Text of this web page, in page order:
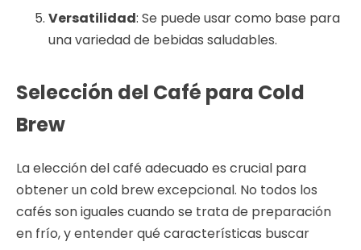
Versatilidad: Se puede usar como base para
una variedad de bebidas saludables.
Selección del Café para Cold
Brew
La elección del café adecuado es crucial para
obtener un cold brew excepcional. No todos los
cafés son iguales cuando se trata de preparación
en frío, y entender qué características buscar